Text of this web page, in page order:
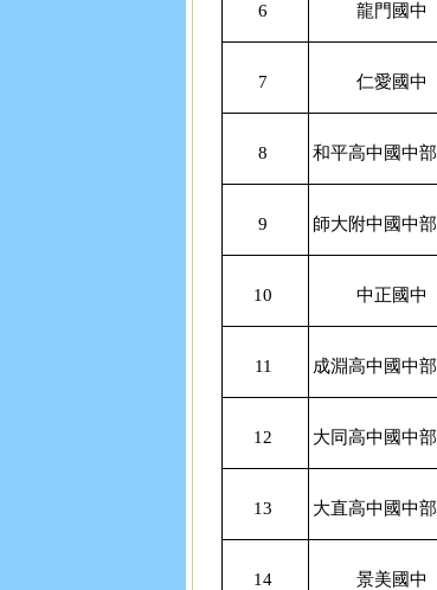
6 龍門國中
7 仁愛國中
8 和平高中國中部
9 師大附中國中部
10 中正國中
11 成淵高中國中部
12 大同高中國中部
13 大直高中國中部
14 景美國中